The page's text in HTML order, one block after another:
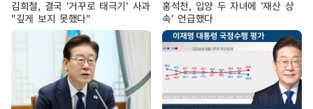
김희철, 결국 '거꾸로 태극기' 사과
"깊게 보지 못했다"
홍석천, 입양 두 자녀에 '재산 상
속' 언급했다